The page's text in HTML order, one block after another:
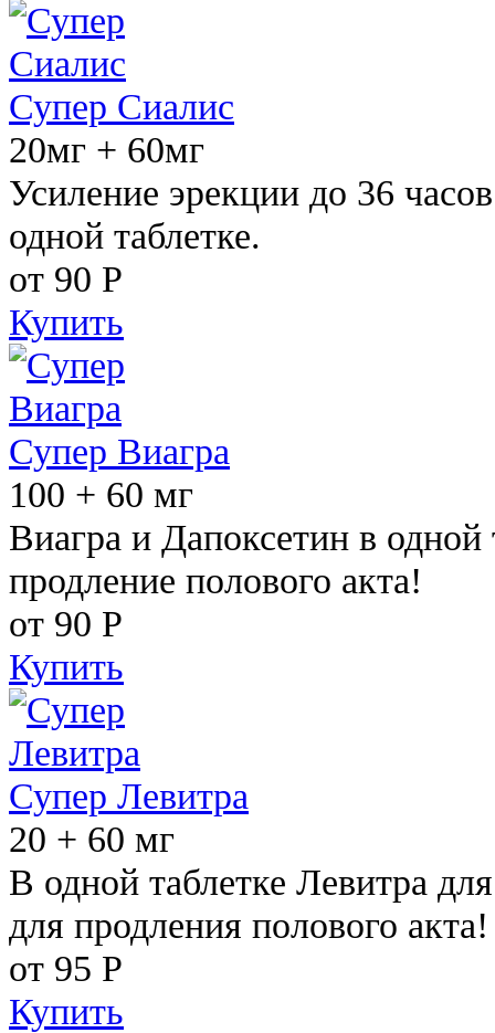
Супер Сиалис
20мг + 60мг
Усиление эрекции до 36
одной таблетке.
от 90 Р
Купить
Супер Виагра
100 + 60 мг
Виагра и Дапоксетин в одной
продление полового акта!
от 90 Р
Купить
Супер Левитра
20 + 60 мг
В одной таблетке Левитра
для продления полового акта!
от 95 Р
Купить